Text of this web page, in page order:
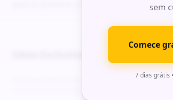
Análise completa da dor do mercado com
sem
Comece
7 dias grátis